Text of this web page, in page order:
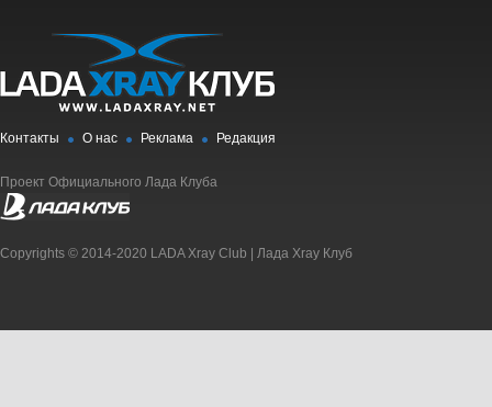
Контакты О нас Реклама Редакция
Проект Официального Лада Клуба
Copyrights © 2014-2020 LADA Xray Club | Лада Xray Клуб